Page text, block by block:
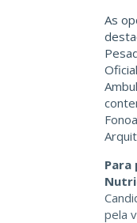
As
Para
pela